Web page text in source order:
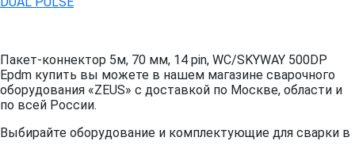
Пакет-коннектор 5м, 70 мм, 14 pin, WC/SKYWAY 500DP
Epdm купить вы можете в нашем магазине сварочного
оборудования «ZEUS» с доставкой по Москве, области и
по всей России.
Выбирайте оборудование и комплектующие для сварки в